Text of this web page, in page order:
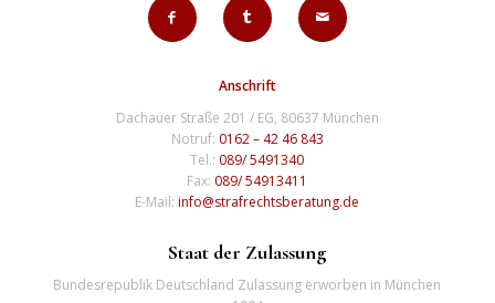
Anschrift
Dachauer Straße 201 / EG, 80637 München
Notruf: 0162 – 42 46 843
Tel.: 089/ 5491340
Fax: 089/ 54913411
E-Mail:info@strafrechtsberatung.de
Staat der Zulassung
Bundesrepublik Deutschland Zulassung erworben in München